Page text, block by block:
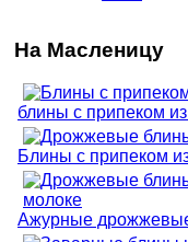
На Масленицу
блины с припеком
Блины с припеком
Ажурные